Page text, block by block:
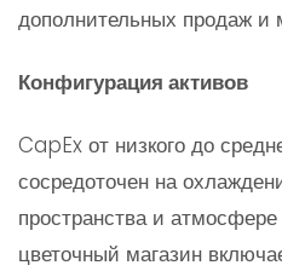
дополнительных продаж и
Конфигурация активов
CapEx от низкого до
сосредоточен на
пространства и
цветочный магазин